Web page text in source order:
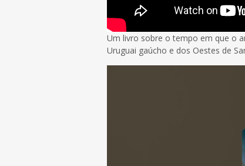
Um livro sobre o tempo em que o
Uruguai gaúcho e dos Oestes de